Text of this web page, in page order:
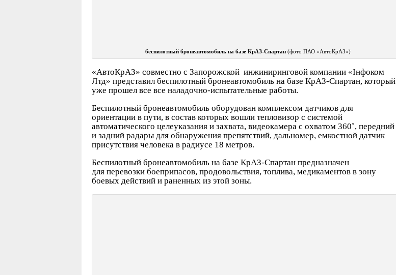
беспилотный бронеавтомобиль на базе КрАЗ-Спартан(фото ПАО «АвтоКрАЗ»)
«АвтоКрАЗ» совместно с Запорожской инжиниринговой компании «Інфоком
Лтд» представил беспилотный бронеавтомобиль на базе КрАЗ-Спартан, который
уже прошел все все наладочно-испытательные работы.
Беспилотный бронеавтомобиль оборудован комплексом датчиков для
ориентации в пути, в состав которых вошли тепловизор с системой
автоматического целеуказания и захвата, видеокамера с охватом 360˚, передний
и задний радары для обнаружения препятствий, дальномер, емкостной датчик
присутствия человека в радиусе 18 метров.
Беспилотный бронеавтомобиль на базе КрАЗ-Спартан предназначен
для перевозки боеприпасов, продовольствия, топлива, медикаментов в зону
боевых действий и раненных из этой зоны.